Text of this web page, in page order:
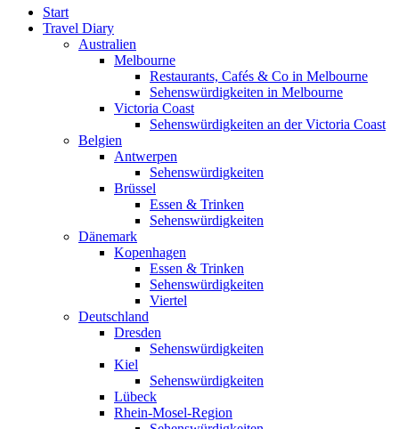
Start
Travel Diary
Australien
Melbourne
Restaurants, Cafés & Co in Melbourne
Sehenswürdigkeiten in Melbourne
Victoria Coast
Sehenswürdigkeiten an der Victoria Coast
Belgien
Antwerpen
Sehenswürdigkeiten
Brüssel
Essen & Trinken
Sehenswürdigkeiten
Dänemark
Kopenhagen
Essen & Trinken
Sehenswürdigkeiten
Viertel
Deutschland
Dresden
Sehenswürdigkeiten
Kiel
Sehenswürdigkeiten
Lübeck
Rhein-Mosel-Region